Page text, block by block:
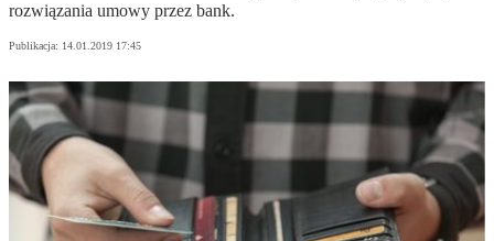
rozwiązania umowy przez bank.
Publikacja: 14.01.2019 17:45